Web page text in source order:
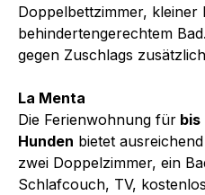
Doppelbettzimmer, kleiner
behindertengerechtem
gegen Zuschlags
La Menta
Die Ferienwohnung für bis
Hunden bietet
zwei Doppelzimmer, ein
Schlafcouch, TV,